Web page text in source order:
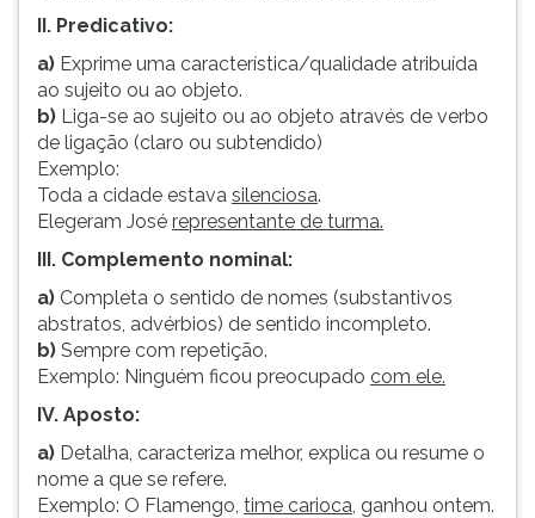
II. Predicativo:
a) Exprime uma característica/qualidade atribuída
ao sujeito ou ao objeto.
b) Liga-se ao sujeito ou ao objeto através de verbo
de ligação (claro ou subtendido)
Exemplo:
Toda a cidade estava silenciosa.
Elegeram José representante de turma.
III. Complemento nominal:
a) Completa o sentido de nomes (substantivos
abstratos, advérbios) de sentido incompleto.
b) Sempre com repetição.
Exemplo: Ninguém ficou preocupado com ele.
IV. Aposto:
a) Detalha, caracteriza melhor, explica ou resume o
nome a que se refere.
Exemplo: O Flamengo, time carioca, ganhou ontem.